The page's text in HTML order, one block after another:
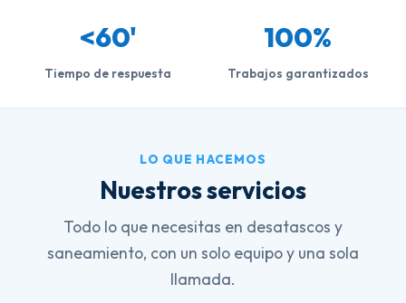
<60'
Tiempo de respuesta
100%
Trabajos garantizados
LO QUE HACEMOS
Nuestros servicios
Todo lo que necesitas en desatascos y
saneamiento, con un solo equipo y una sola
llamada.